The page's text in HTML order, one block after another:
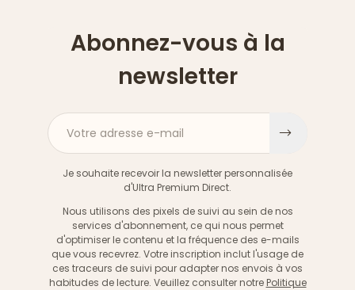
Abonnez-vous à la
newsletter
Votre adresse e-mail
Je souhaite recevoir la newsletter personnalisée
d'Ultra Premium Direct.
Nous utilisons des pixels de suivi au sein de nos
services d'abonnement, ce qui nous permet
d'optimiser le contenu et la fréquence des e-mails
que vous recevrez. Votre inscription inclut l'usage de
ces traceurs de suivi pour adapter nos envois à vos
habitudes de lecture. Veuillez consulter notre Politique